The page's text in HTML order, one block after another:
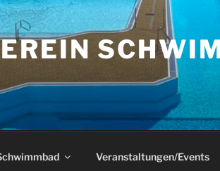
Veranstaltungen/Events